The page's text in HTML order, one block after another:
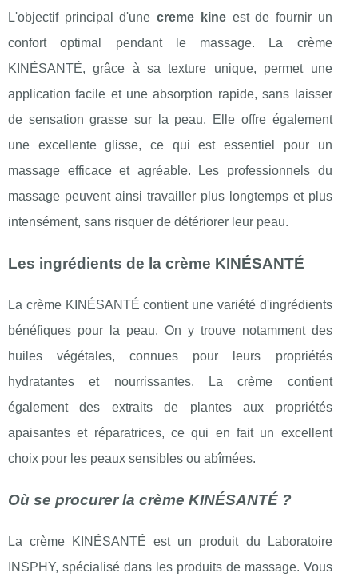
L'objectif principal d'unecreme kineest de fournir un
confort optimal pendant le massage. La crème
KINÉSANTÉ, grâce à sa texture unique, permet une
application facile et une absorption rapide, sans laisser
de sensation grasse sur la peau. Elle offre également
une excellente glisse, ce qui est essentiel pour un
massage efficace et agréable. Les professionnels du
massage peuvent ainsi travailler plus longtemps et plus
intensément, sans risquer de détériorer leur peau.
Les ingrédients de la crème KINÉSANTÉ
La crème KINÉSANTÉ contient une variété d'ingrédients
bénéfiques pour la peau. On y trouve notamment des
huiles végétales, connues pour leurs propriétés
hydratantes et nourrissantes. La crème contient
également des extraits de plantes aux propriétés
apaisantes et réparatrices, ce qui en fait un excellent
choix pour les peaux sensibles ou abîmées.
Où se procurer la crème KINÉSANTÉ ?
La crème KINÉSANTÉ est un produit du Laboratoire
INSPHY, spécialisé dans les produits de massage. Vous